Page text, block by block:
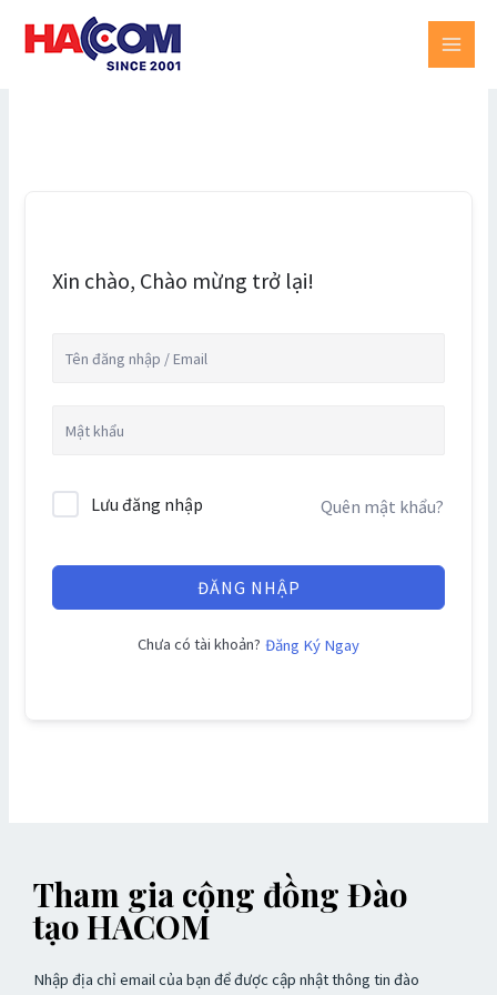
MAIN
Xin chào, Chào mừng trở lại!
Lưu đăng nhập Quên mật khẩu?
ĐĂNG NHẬP
Chưa có tài khoản? Đăng Ký Ngay
Tham gia cộng đồng Đào
tạo HACOM
Nhập địa chỉ email của bạn để được cập nhật thông tin đào